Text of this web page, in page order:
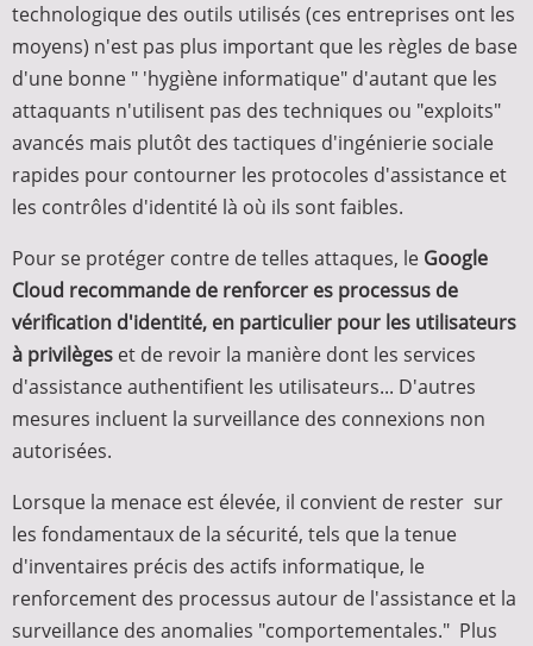
technologique des outils utilisés (ces entreprises ont les
moyens) n'est pas plus important que les règles de base
d'une bonne " 'hygiène informatique" d'autant que les
attaquants n'utilisent pas des techniques ou "exploits"
avancés mais plutôt des tactiques d'ingénierie sociale
rapides pour contourner les protocoles d'assistance et
les contrôles d'identité là où ils sont faibles.
Pour se protéger contre de telles attaques, le Google
Cloud recommande de renforcer es processus de
vérification d'identité, en particulier pour les utilisateurs
à privilèges et de revoir la manière dont les services
d'assistance authentifient les utilisateurs... D'autres
mesures incluent la surveillance des connexions non
autorisées.
Lorsque la menace est élevée, il convient de rester sur
les fondamentaux de la sécurité, tels que la tenue
d'inventaires précis des actifs informatique, le
renforcement des processus autour de l'assistance et la
surveillance des anomalies "comportementales." Plus